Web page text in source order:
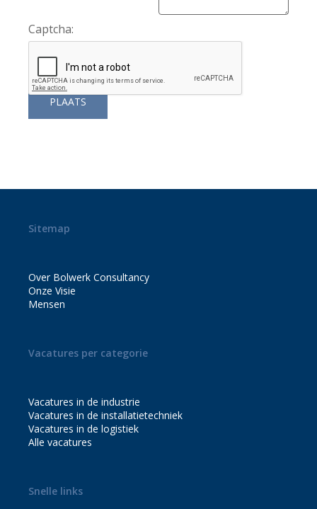
Captcha:
Sitemap
Over Bolwerk Consultancy
Onze Visie
Mensen
Vacatures per categorie
Vacatures in de industrie
Vacatures in de installatietechniek
Vacatures in de logistiek
Alle vacatures
Snelle links